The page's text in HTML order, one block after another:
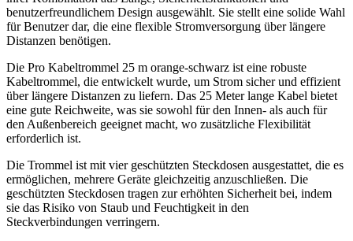
benutzerfreundlichem Design ausgewählt. Sie stellt eine solide Wahl
für Benutzer dar, die eine flexible Stromversorgung über längere
Distanzen benötigen.
Die Pro Kabeltrommel 25 m orange-schwarz ist eine robuste
Kabeltrommel, die entwickelt wurde, um Strom sicher und effizient
über längere Distanzen zu liefern. Das 25 Meter lange Kabel bietet
eine gute Reichweite, was sie sowohl für den Innen- als auch für
den Außenbereich geeignet macht, wo zusätzliche Flexibilität
erforderlich ist.
Die Trommel ist mit vier geschützten Steckdosen ausgestattet, die es
ermöglichen, mehrere Geräte gleichzeitig anzuschließen. Die
geschützten Steckdosen tragen zur erhöhten Sicherheit bei, indem
sie das Risiko von Staub und Feuchtigkeit in den
Steckverbindungen verringern.